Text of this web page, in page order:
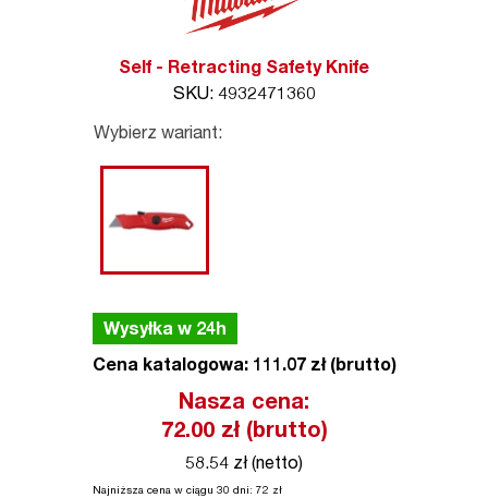
Self - Retracting Safety Knife
SKU: 4932471360
Wybierz wariant:
Wysyłka w 24h
Cena katalogowa: 111.07 zł (brutto)
Nasza cena:
72.00zł (brutto)
58.54 zł (netto)
Najniższa cena w ciągu 30 dni: 72 zł